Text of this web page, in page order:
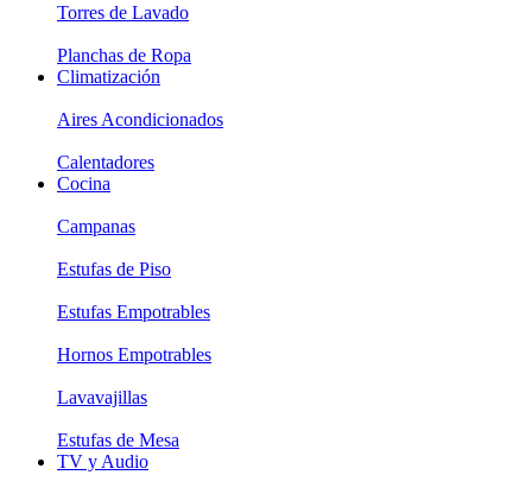
Torres de Lavado
Planchas de Ropa
Climatización
Aires Acondicionados
Calentadores
Cocina
Campanas
Estufas de Piso
Estufas Empotrables
Hornos Empotrables
Lavavajillas
Estufas de Mesa
TV y Audio